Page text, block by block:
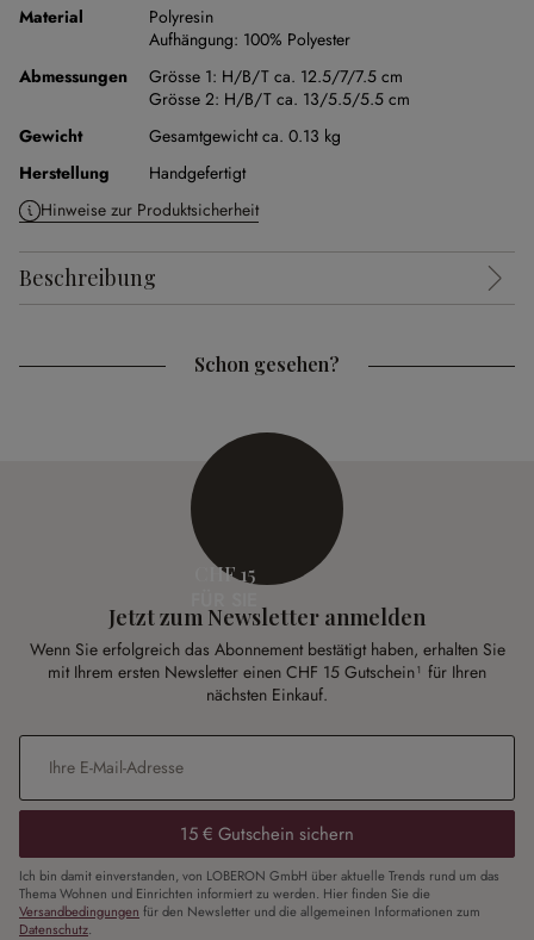
Material
Polyresin
Aufhängung: 100% Polyester
Abmessungen
Grösse 1: H/B/T ca. 12.5/7/7.5 cm
Grösse 2: H/B/T ca. 13/5.5/5.5 cm
Gewicht
Gesamtgewicht ca. 0.13 kg
Herstellung
Handgefertigt
Hinweise zur Produktsicherheit
Beschreibung
Schon gesehen?
CHF 15
Jetzt zum Newsletter anmelden
Wenn Sie erfolgreich das Abonnement bestätigt haben, erhalten Sie
mit Ihrem ersten Newsletter einen CHF 15 Gutschein¹ für Ihren
nächsten Einkauf.
E-Mail-Adresse
15 € Gutschein sichern
Ich bin damit einverstanden, von LOBERON GmbH über aktuelle Trends rund um das
Thema Wohnen und Einrichten informiert zu werden. Hier finden Sie die
Versandbedingungen für den Newsletter und die allgemeinen Informationen zum
Datenschutz.